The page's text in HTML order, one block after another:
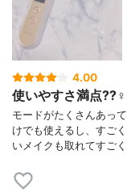
4.00
使いやすさ満点??‍♀️
モードがたくさんあっ
けでも使えるし、すご
いメイクも取れてすご